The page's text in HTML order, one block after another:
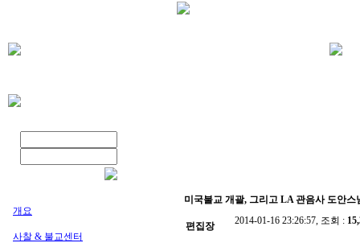
개요
사찰 & 불교센터
미국불교 개괄, 그리고 LA 관음사 도안
편집장 2014-01-16 23:26:57, 조회 :